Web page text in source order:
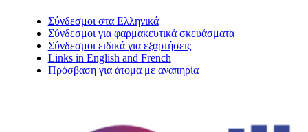
Σύνδεσμοι στα Ελληνικά
Σύνδεσμοι για φαρμακευτικά σκευάσματα
Σύνδεσμοι ειδικά για εξαρτήσεις
Links in English and French
Πρόσβαση για άτομα με αναπηρία